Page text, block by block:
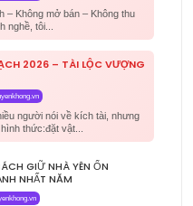
– Không mở bán – Không thu
nghề, tôi...
2026 – TÀI LỘC VƯỢNG
người nói về kích tài, nhưng
thức:đặt vật...
GIỮ NHÀ YÊN ỔN
NHẤT NĂM